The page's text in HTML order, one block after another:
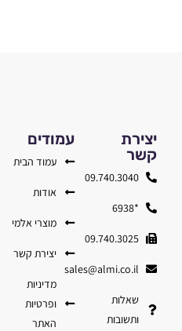
עמודים
עמוד הבית
אודות
מוצרי אלמי
יצירת קשר
מדיניות
ופרטיות
האתר
יצירת
קשר
09.740.3040
*6938
09.740.3025
sales@almi.co.il
שאלות
ותשובות